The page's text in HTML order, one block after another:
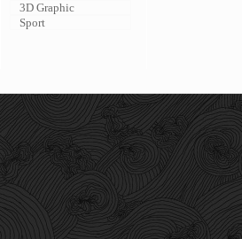
3D Graphic
Sport